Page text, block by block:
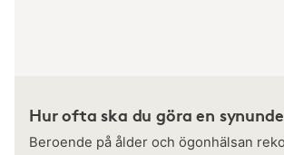
Hur ofta ska du göra en
Beroende på ålder och ögonhälsan